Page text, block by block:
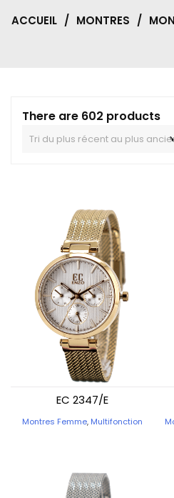
ACCUEIL / MONTRES /
There are 602 products
EC 2347/E
Montres Femme, Multifonction